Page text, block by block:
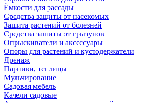
Ёмкости для рассады
Средства защиты от насекомых
Защита растений от болезней
Средства защиты от грызунов
Опрыскиватели и аксессуары
Опоры для растений и кустодержатели
Дренаж
Парники, теплицы
Мульчирование
Садовая мебель
Качели садовые